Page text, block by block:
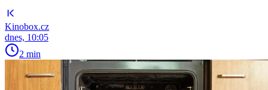
Kinobox.cz
dnes, 10:05
2 min